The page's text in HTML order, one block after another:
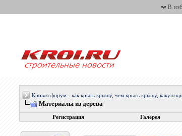
В
Кровля форум - как крыть крышу, чем крыть крышу, какую
Материалы из дерева
Регистрация Галерея